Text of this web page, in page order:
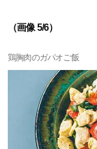
（画像 5/6）
鶏胸肉のガパオご飯